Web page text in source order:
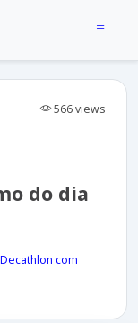
566 views
do dia
Decathlon com